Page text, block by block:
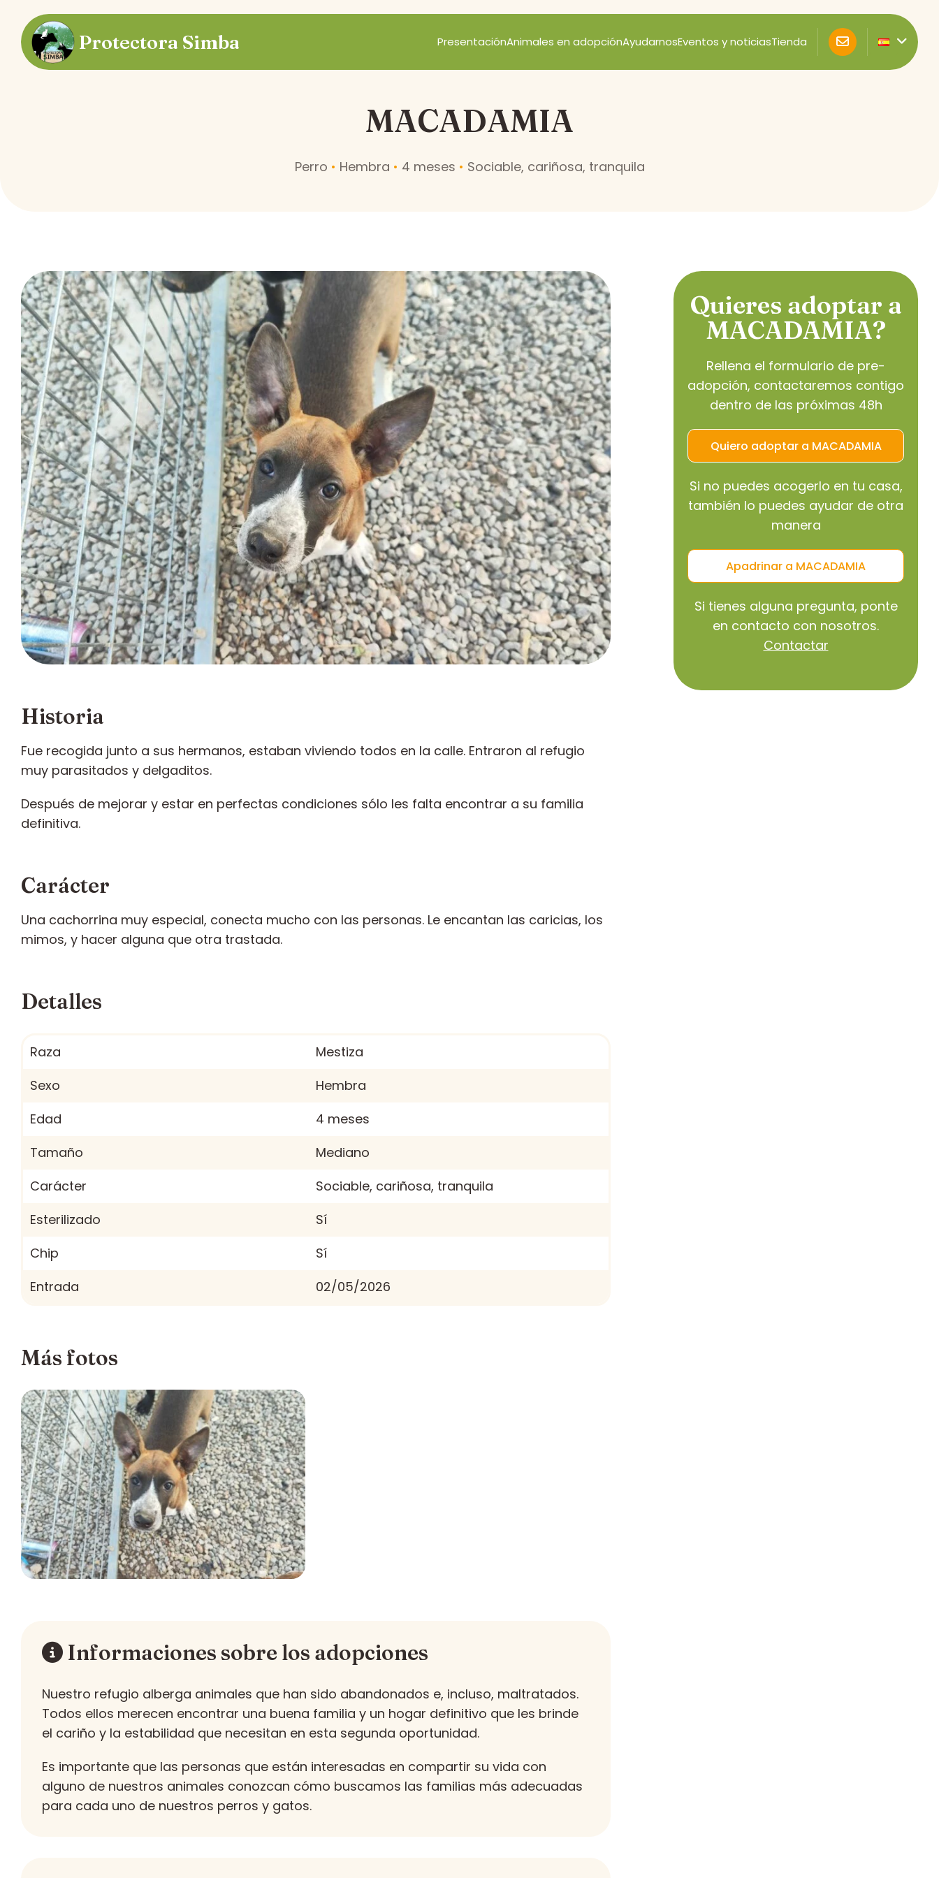
Protectora Simba PresentaciónAnimales en adopciónAyudarnosEventos y noticiasTienda
MACADAMIA
Perro • Hembra • 4 meses • Sociable, cariñosa, tranquila
Historia
Fue recogida junto a sus hermanos, estaban viviendo todos en la calle. Entraron al refugio
muy parasitados y delgaditos.
Después de mejorar y estar en perfectas condiciones sólo les falta encontrar a su familia
definitiva.
Carácter
Una cachorrina muy especial, conecta mucho con las personas. Le encantan las caricias, los
mimos, y hacer alguna que otra trastada.
Detalles
Raza
Mestiza
Sexo
Hembra
Edad
4 meses
Tamaño
Mediano
Carácter
Sociable, cariñosa, tranquila
Esterilizado
Sí
Chip
Sí
Entrada
02/05/2026
Más fotos
Informaciones sobre los adopciones
Nuestro refugio alberga animales que han sido abandonados e, incluso, maltratados.
Todos ellos merecen encontrar una buena familia y un hogar definitivo que les brinde
el cariño y la estabilidad que necesitan en esta segunda oportunidad.
Es importante que las personas que están interesadas en compartir su vida con
alguno de nuestros animales conozcan cómo buscamos las familias más adecuadas
para cada uno de nuestros perros y gatos.
Quieres adoptar a
MACADAMIA?
Rellena el formulario de pre-
adopción, contactaremos contigo
dentro de las próximas 48h
Quiero adoptar a MACADAMIA
Si no puedes acogerlo en tu casa,
también lo puedes ayudar de otra
manera
Apadrinar a MACADAMIA
Si tienes alguna pregunta, ponte
en contacto con nosotros.
Contactar